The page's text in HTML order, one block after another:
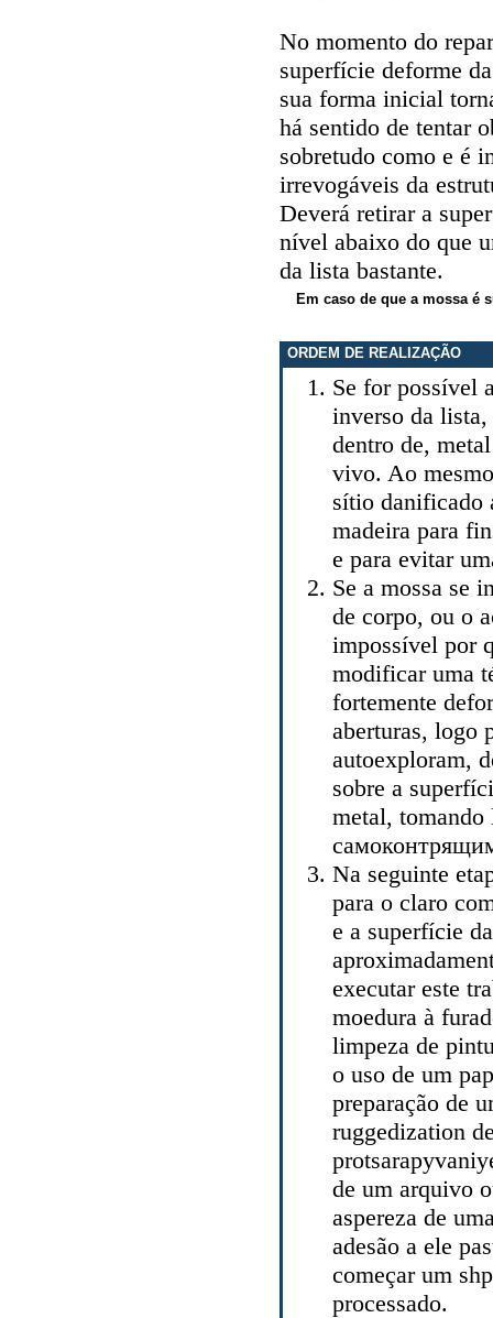
No momento do
superfície deforme
sua forma inicial
há sentido de tentar
sobretudo como e é
irrevogáveis da
Deverá retirar a
nível abaixo do que
da lista bastante.
Em caso de que a mossa é
ORDEM DE REALIZAÇÃO
Se for possível
inverso da
dentro de,
vivo. Ao
sítio danificado
madeira para
e para evitar
Se a mossa se
de corpo, ou o
impossível por
modificar uma
fortemente
aberturas, logo
autoexploram,
sobre a
metal, tomando
Na seguinte
para o claro
e a superfície
executar este
moedura à
limpeza de
o uso de um
preparação de
ruggedization
de um arquivo
aspereza de
adesão a ele
começar um
processado.